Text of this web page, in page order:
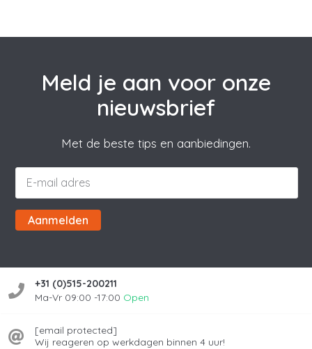
Meld je aan voor onze
nieuwsbrief
Met de beste tips en aanbiedingen.
Aanmelden
+31 (0)515-200211
Ma-Vr 09:00 -17:00 Open
[email protected]
Wij reageren op werkdagen binnen 4 uur!